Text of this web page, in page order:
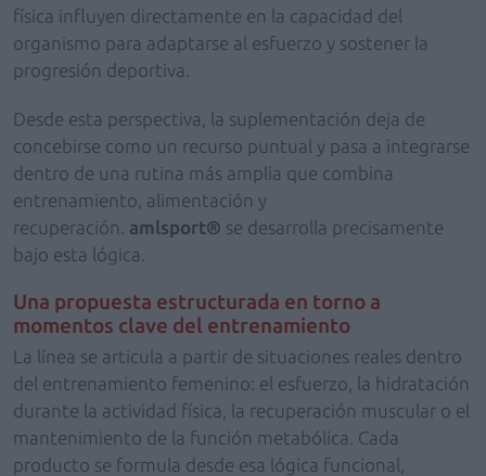
física influyen directamente en la capacidad del
organismo para adaptarse al esfuerzo y sostener la
progresión deportiva.
Desde esta perspectiva, la suplementación deja de
concebirse como un recurso puntual y pasa a integrarse
dentro de una rutina más amplia que combina
entrenamiento, alimentación y
recuperación. amlsport® se desarrolla precisamente
bajo esta lógica.
Una propuesta estructurada en torno a
momentos clave del entrenamiento
La línea se articula a partir de situaciones reales dentro
del entrenamiento femenino: el esfuerzo, la hidratación
durante la actividad física, la recuperación muscular o el
mantenimiento de la función metabólica. Cada
producto se formula desde esa lógica funcional,